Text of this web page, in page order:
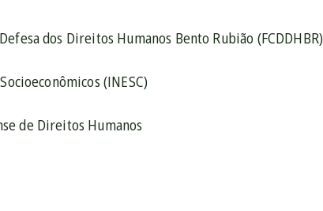
dos Direitos Humanos Bento Rubião (FCDDHBR)
(INESC)
de Direitos Humanos